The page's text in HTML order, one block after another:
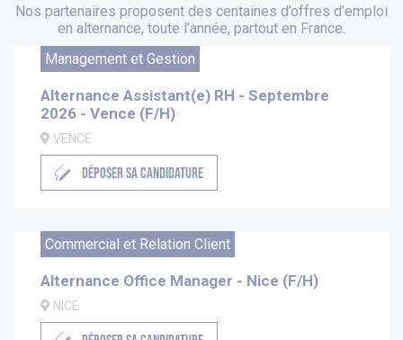
Nos partenaires proposent des centaines d’offres d’emploi
en alternance, toute l’année, partout en France.
Management et Gestion
Alternance Assistant(e) RH - Septembre
2026 - Vence (F/H)
VENCE
DÉPOSER SA CANDIDATURE
Commercial et Relation Client
Alternance Office Manager - Nice (F/H)
NICE